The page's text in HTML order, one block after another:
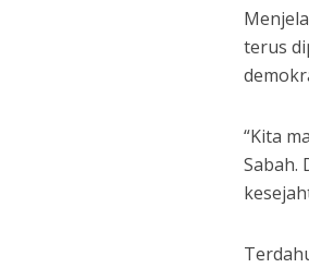
terus
“Kita
Sabah.